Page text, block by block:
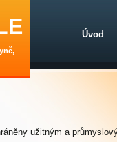
Úvod
užitným a